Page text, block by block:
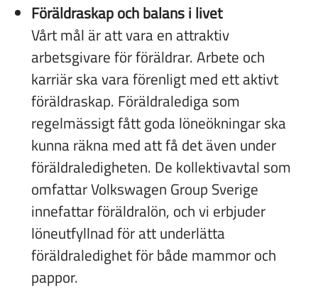
Föräldraskap och balans i livet
Vårt mål är att vara en attraktiv
arbetsgivare för föräldrar. Arbete och
karriär ska vara förenligt med ett aktivt
föräldraskap. Föräldralediga som
regelmässigt fått goda löneökningar ska
kunna räkna med att få det även under
föräldraledigheten. De kollektivavtal som
omfattar Volkswagen Group Sverige
innefattar föräldralön, och vi erbjuder
löneutfyllnad för att underlätta
föräldraledighet för både mammor och
pappor.